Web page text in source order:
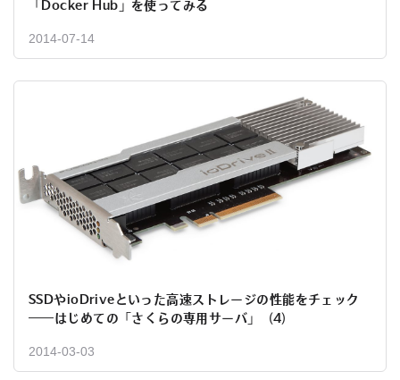
「Docker Hub」を使ってみる
2014-07-14
SSDやioDriveといった高速ストレージの性能をチェック
――はじめての「さくらの専用サーバ」（4）
2014-03-03